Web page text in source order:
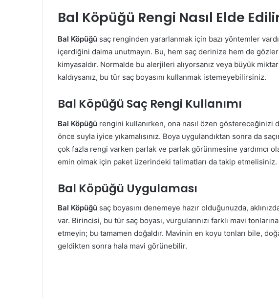
Bal Köpüğü Rengi Nasıl Elde
Bal Köpüğü saç renginden yararlanmak için bazı yöntemler
içerdiğini daima unutmayın. Bu, hem saç derinize hem de
kimyasaldır. Normalde bu alerjileri alıyorsanız veya büyük
kaldıysanız, bu tür saç boyasını kullanmak istemeyebilirsiniz.
Bal Köpüğü Saç Rengi Kullanımı
Bal Köpüğü rengini kullanırken, ona nasıl özen göstereceğinizi
önce suyla iyice yıkamalısınız. Boya uygulandıktan sonra da
çok fazla rengi varken parlak ve parlak görünmesine yardımcı
emin olmak için paket üzerindeki talimatları da takip etmelisiniz.
Bal Köpüğü Uygulaması
Bal Köpüğü saç boyasını denemeye hazır olduğunuzda,
var. Birincisi, bu tür saç boyası, vurgularınızı farklı mavi
etmeyin; bu tamamen doğaldır. Mavinin en koyu tonları bile,
geldikten sonra hala mavi görünebilir.